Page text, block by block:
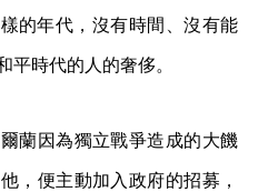
的年代，沒有時間、沒有能
平時代的人的奢侈。
蘭因為獨立戰爭造成的大饑
，便主動加入政府的招募，